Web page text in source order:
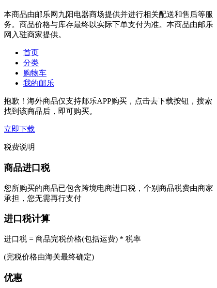
本商品由邮乐网九阳电器商场提供并进行相关配送和售后等服
务。商品价格与库存最终以实际下单支付为准。本商品由邮乐
网入驻商家提供。
首页
分类
购物车
我的邮乐
抱歉！海外商品仅支持邮乐APP购买，点击去下载按钮，搜索
找到该商品后，即可购买。
立即下载
税费说明
商品进口税
您所购买的商品已包含跨境电商进口税，个别商品税费由商家
承担，您无需再行支付
进口税计算
进口税 = 商品完税价格(包括运费) * 税率
(完税价格由海关最终确定)
优惠